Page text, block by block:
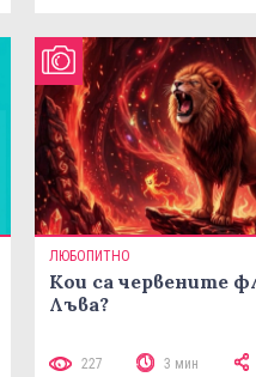
ЛЮБОПИТНО
Кои са червените
Лъва?
227 3 мин